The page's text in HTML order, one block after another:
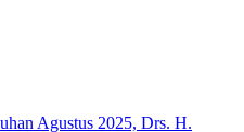
Agustus 2025, Drs. H.